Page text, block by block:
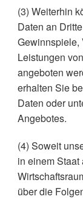
(3) Weiterhin
Daten an
Gewinnspiele,
Leistungen
angeboten
erhalten Sie
Daten oder
Angebotes.
(4) Soweit
in einem
über die